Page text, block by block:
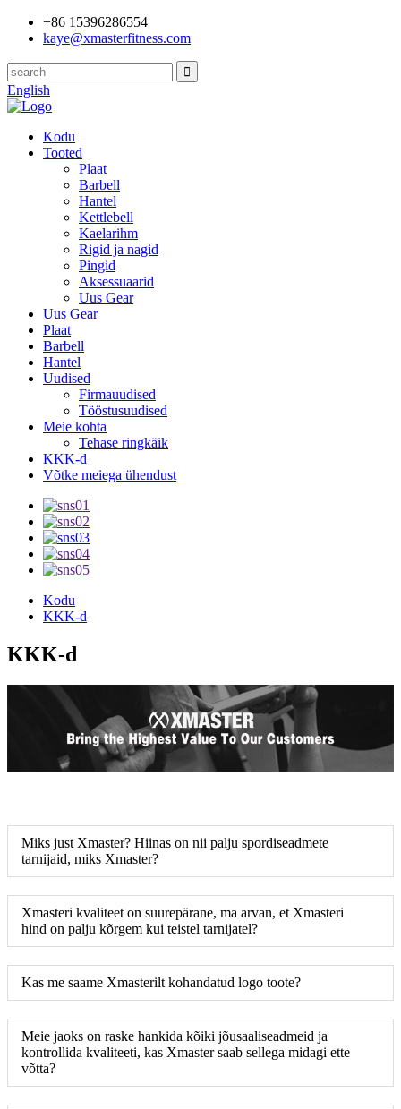
+86 15396286554
kaye@xmasterfitness.com
English
Kodu
Tooted
Plaat
Barbell
Hantel
Kettlebell
Kaelarihm
Rigid ja nagid
Pingid
Aksessuaarid
Uus Gear
Uus Gear
Plaat
Barbell
Hantel
Uudised
Firmauudised
Tööstusuudised
Meie kohta
Tehase ringkäik
KKK-d
Võtke meiega ühendust
Kodu
KKK-d
KKK-d
Miks just Xmaster? Hiinas on nii palju spordiseadmete
tarnijaid, miks Xmaster?
Xmasteri kvaliteet on suurepärane, ma arvan, et Xmasteri
hind on palju kõrgem kui teistel tarnijatel?
Kas me saame Xmasterilt kohandatud logo toote?
Meie jaoks on raske hankida kõiki jõusaaliseadmeid ja
kontrollida kvaliteeti, kas Xmaster saab sellega midagi ette
võtta?